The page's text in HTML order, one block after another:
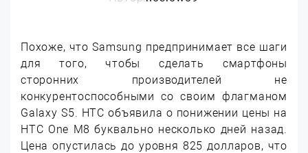
Похоже, что Samsung предпринимает все шаги
для того, чтобы сделать смартфоны
сторонних производителей не
конкурентоспособными со своим флагманом
Galaxy S5. HTC объявила о понижении цены на
HTC One M8 буквально несколько дней назад.
Цена опустилась до уровня 825 долларов, что